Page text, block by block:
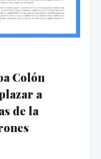
Colón
a
de la